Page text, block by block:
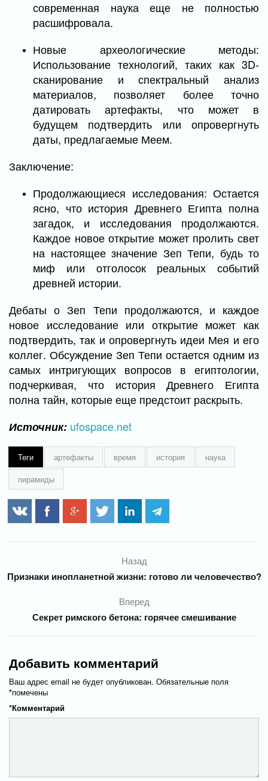
современная наука еще не полностью
расшифровала.
Новые археологические методы:
Использование технологий, таких как 3D-
сканирование и спектральный анализ
материалов, позволяет более точно
датировать артефакты, что может в
будущем подтвердить или опровергнуть
даты, предлагаемые Меем.
Заключение:
Продолжающиеся исследования: Остается
ясно, что история Древнего Египта полна
загадок, и исследования продолжаются.
Каждое новое открытие может пролить свет
на настоящее значение Зеп Тепи, будь то
миф или отголосок реальных событий
древней истории.
Дебаты о Зеп Тепи продолжаются, и каждое
новое исследование или открытие может как
подтвердить, так и опровергнуть идеи Мея и его
коллег. Обсуждение Зеп Тепи остается одним из
самых интригующих вопросов в египтологии,
подчеркивая, что история Древнего Египта
полна тайн, которые еще предстоит раскрыть.
Источник: ufospace.net
Теги артефакты время история
наука
пирамиды
Назад
Признаки инопланетной жизни: готово ли человечество?
Вперед
Секрет римского бетона: горячее смешивание
Добавить комментарий
Ваш адрес email не будет опубликован. Обязательные поля
помечены
*
Комментарий
*